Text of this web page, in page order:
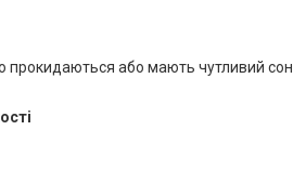
прокидаються або мають чутливий сон.